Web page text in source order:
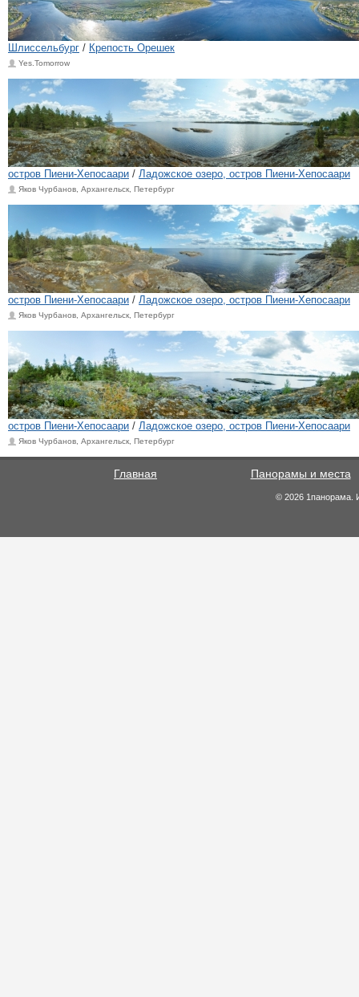
Шлиссельбург / Крепость Орешек
Yes.Tomorrow
остров Пиени-Хепосаари / Ладожское озеро, остров Пиени-Хепосаари
Яков Чурбанов, Архангельск, Петербург
остров Пиени-Хепосаари / Ладожское озеро, остров Пиени-Хепосаари
Яков Чурбанов, Архангельск, Петербург
остров Пиени-Хепосаари / Ладожское озеро, остров Пиени-Хепосаари
Яков Чурбанов, Архангельск, Петербург
Главная Панорамы и места
© 2026 1панорама.